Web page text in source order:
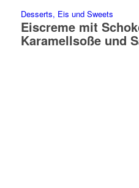
Desserts, Eis und Sweets
Eiscreme mit
Karamellsoße und